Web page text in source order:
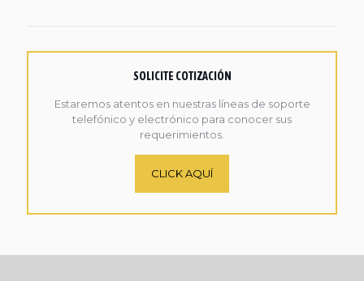
SOLICITE COTIZACIÓN
Estaremos atentos en nuestras líneas de soporte
telefónico y electrónico para conocer sus
requerimientos.
CLICK AQUÍ